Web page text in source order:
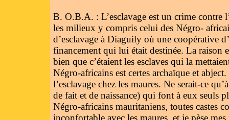
B. O.B.A. : L’esclavage est un crime contre
les milieux y compris celui des Négro-
d’esclavage à Diaguily où une coopérative
financement qui lui était destinée. La raison
bien que c’étaient les esclaves qui la
Négro-africains est certes archaïque et
l’esclavage chez les maures. Ne serait-ce
de fait et de naissance) qui font à eux seuls
Négro-africains mauritaniens, toutes castes
inconfortable avec les maures, et je pèse